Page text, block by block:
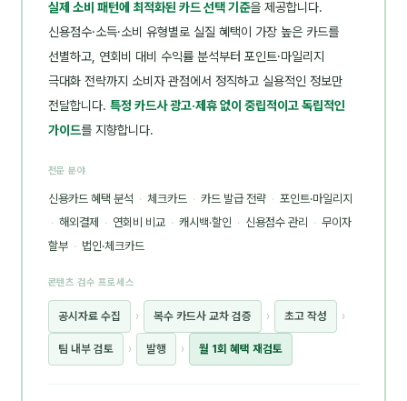
실제 소비 패턴에 최적화된 카드 선택 기준을 제공합니다.
신용점수·소득·소비 유형별로 실질 혜택이 가장 높은 카드를
선별하고, 연회비 대비 수익률 분석부터 포인트·마일리지
극대화 전략까지 소비자 관점에서 정직하고 실용적인 정보만
전달합니다. 특정 카드사 광고·제휴 없이 중립적이고 독립적인
가이드를 지향합니다.
전문 분야
신용카드 혜택 분석 · 체크카드 · 카드 발급 전략 · 포인트·마일리지
· 해외결제 · 연회비 비교 · 캐시백·할인 · 신용점수 관리 · 무이자
할부 · 법인·체크카드
콘텐츠 검수 프로세스
공시자료 수집 › 복수 카드사 교차 검증 › 초고 작성 ›
팀 내부 검토 › 발행 › 월 1회 혜택 재검토